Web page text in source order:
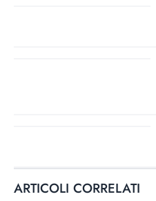
ARTICOLI CORRELATI